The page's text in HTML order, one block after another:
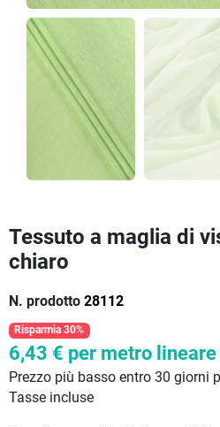
Tessuto a maglia di
chiaro
N. prodotto 28112
Risparmia 30%
6,43 € per metro lineare
Prezzo più basso entro 30 giorni
Tasse incluse